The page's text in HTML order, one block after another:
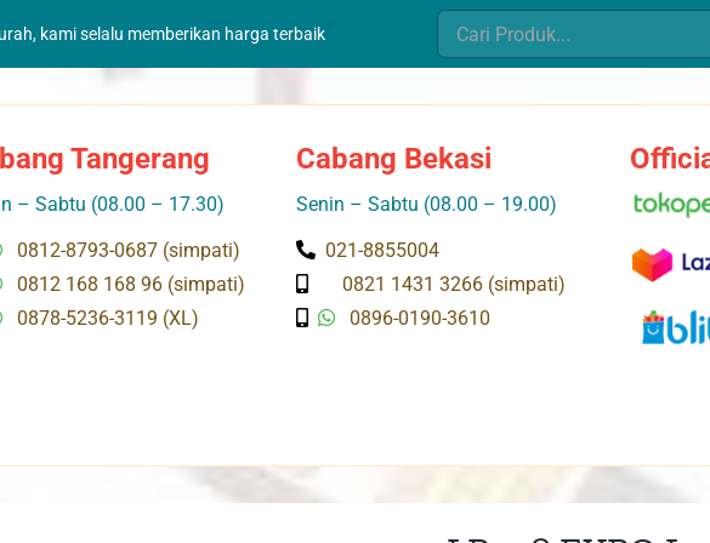
kami selalu memberikan harga terbaik
Search
for:
Tangerang
– Sabtu (08.00 – 17.30)
0812-8793-0687 (simpati)
0812 168 168 96 (simpati)
0878-5236-3119 (XL)
Cabang Bekasi
Senin – Sabtu (08.00 – 19.00)
021-8855004
0821 1431 3266 (simpati)
0896-0190-3610